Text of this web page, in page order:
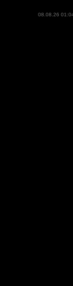
08.08.26